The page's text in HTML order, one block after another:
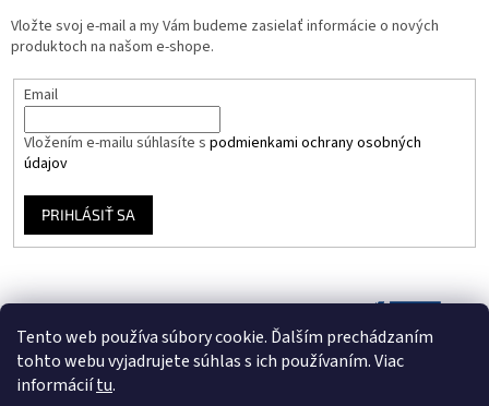
Tento web používa súbory cookie. Ďalším prechádzaním
tohto webu vyjadrujete súhlas s ich používaním. Viac
informáciítu.
Vložte svoj e-mail a my Vám budeme zasielať informácie o nových
produktoch na našom e-shope.
Email
Vložením e-mailu súhlasíte s podmienkami ochrany osobných
údajov
PRIHLÁSIŤ SA